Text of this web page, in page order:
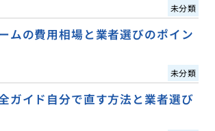
未分類
ムの費用相場と業者選びのポイン
未分類
ガイド自分で直す方法と業者選び